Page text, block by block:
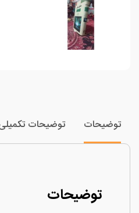
توضیحات توضیحات
توضیحات